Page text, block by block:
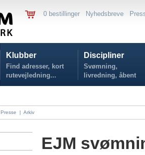
0 bestillinger Nyhedsbreve
Klubber
Find adresser, kort
rutevejledning...
Discipliner
Svømning,
livredning, åbent
vand...
Presse | Arkiv
EJM